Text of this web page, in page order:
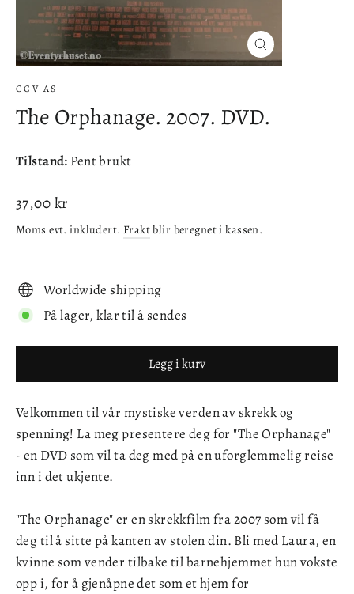
Lukke
(esc)
CCV AS
The Orphanage. 2007. DVD.
Tilstand: Pent brukt
Ordinær
pris
37,00 kr
Moms evt. inkludert. Fraktblir beregnet i kassen.
Worldwide shipping
På lager, klar til å sendes
Legg i kurv
Velkommen til vår mystiske verden av skrekk og
spenning! La meg presentere deg for "The Orphanage"
- en DVD som vil ta deg med på en uforglemmelig reise
inn i det ukjente.
"The Orphanage" er en skrekkfilm fra 2007 som vil få
deg til å sitte på kanten av stolen din. Bli med Laura, en
kvinne som vender tilbake til barnehjemmet hun vokste
opp i, for å gjenåpne det som et hjem for